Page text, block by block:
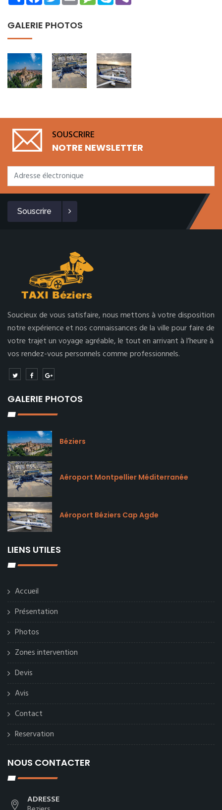
GALERIE PHOTOS
SOUSCRIRE
NOTRE NEWSLETTER
Souscrire
Soucieux de vous satisfaire, nous mettons à votre disposition
notre expérience et nos connaissances de la ville pour faire de
votre trajet un voyage agréable, le tout en arrivant à l’heure à
vos rendez-vous personnels comme professionnels.
GALERIE PHOTOS
Béziers
Aéroport Montpellier Méditerranée
Aéroport Béziers Cap Agde
LIENS UTILES
Accueil
Présentation
Photos
Zones intervention
Devis
Avis
Contact
Reservation
NOUS CONTACTER
ADRESSE